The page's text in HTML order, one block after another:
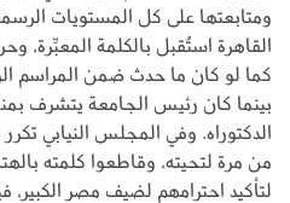
ومتابعتها على كل المستويات
القاهرة استُقبل بالكلمة المعبِّرة،
كما لو كان ما حدث ضمن المراسم
بينما كان رئيس الجامعة يتشرف
الدكتوراه. وفي المجلس النيابي
من مرة لتحيته، وقاطعوا كلمته
لتأكيد احترامهم لضيف مصر الكبير،